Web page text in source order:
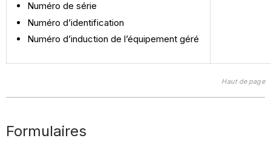
Numéro de série
Numéro d’identification
Numéro d’induction de l’équipement géré
Haut de page
Formulaires